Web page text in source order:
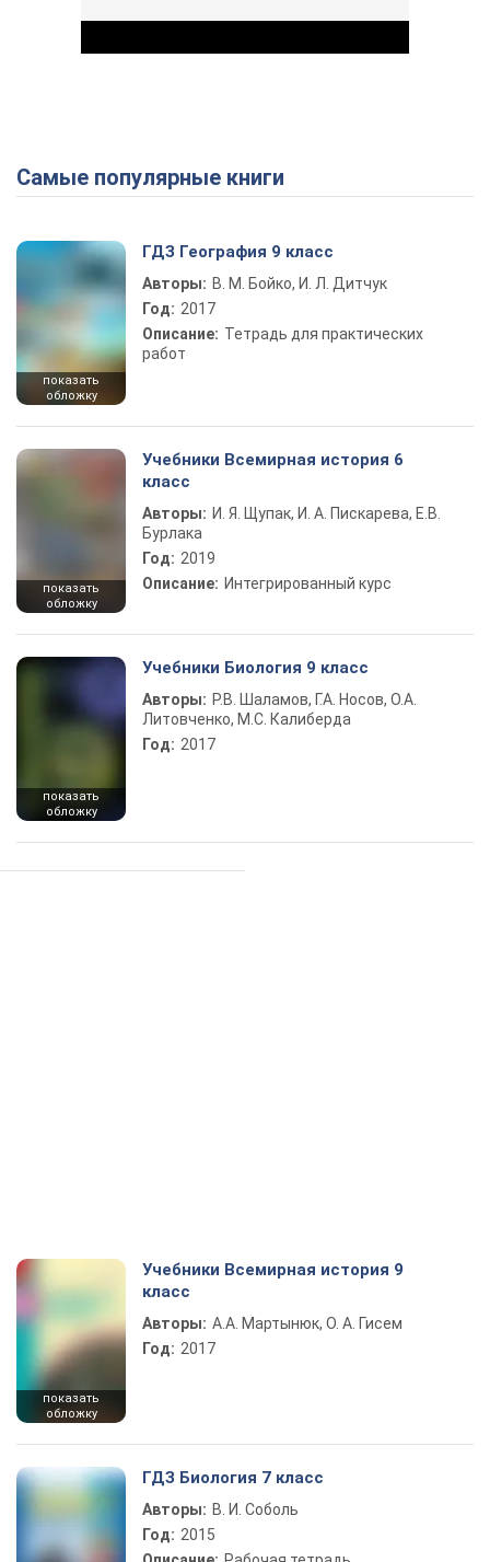
Play Video
Самые популярные книги
показать
обложку
ГДЗ География 9 класс
Авторы: В. М. Бойко, И. Л. Дитчук
Год: 2017
Описание: Тетрадь для практических
работ
показать
обложку
Учебники Всемирная история 6
класс
Авторы: И. Я. Щупак, И. А. Пискарева, Е.В.
Бурлака
Год: 2019
Описание: Интегрированный курс
показать
обложку
Учебники Биология 9 класс
Авторы: Р.В. Шаламов, Г.А. Носов, О.А.
Литовченко, М.С. Калиберда
Год: 2017
показать
обложку
Учебники Всемирная история 9
класс
Авторы: А.А. Мартынюк, О. А. Гисем
Год: 2017
ГДЗ Биология 7 класс
Авторы: В. И. Соболь
Год: 2015